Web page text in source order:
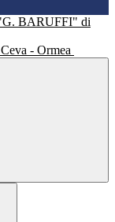
Ceva - Ormea